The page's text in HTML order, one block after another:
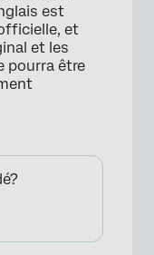
est
et
et les
pourra être